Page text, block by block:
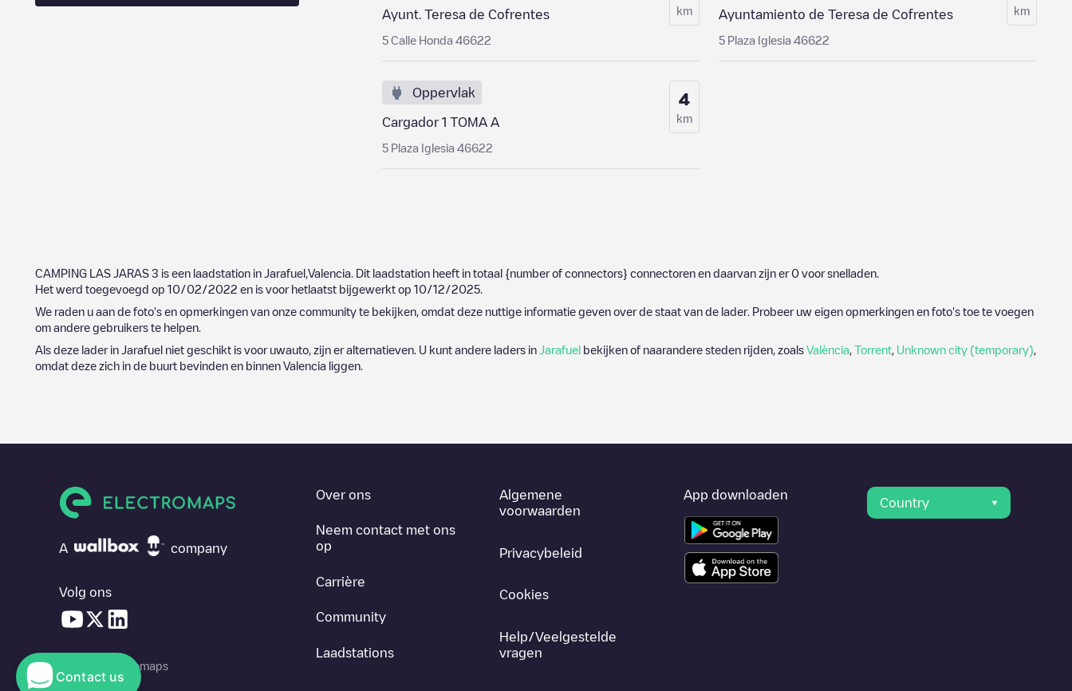
Ayunt. Teresa de Cofrentes
5 Calle Honda 46622
km Ayuntamiento de Teresa de Cofrentes
5 Plaza Iglesia 46622
km
Oppervlak
Cargador 1 TOMA A
5 Plaza Iglesia 46622
4
km
CAMPING LAS JARAS 3 is een laadstation in Jarafuel Valencia . Dit laadstation heeft in totaal {number of connectors} connectoren en daarvan zijn er 0 voor snelladen.
Het werd toegevoegd op 10/02/2022 en is voor hetlaatst bijgewerkt op 10/12/2025
We raden u aan de foto's en opmerkingen van onze community te bekijken, omdat deze nuttige informatie geven over de staat van de lader. Probeer uw eigen opmerkingen en foto's toe te voegen
om andere gebruikers te helpen.
Als deze lader in Jarafuel niet geschikt is voor uwauto, zijn er alternatieven. U kunt andere laders in Jarafuel bekijken of naarandere steden rijden, zoals València Torrent Unknown city (temporary)
omdat deze zich in de buurt bevinden en binnen Valencia liggen.
A company
Volg ons
© 2026 Electromaps
Over ons
Neem contact met ons
op
Carrière
Community
Laadstations
Algemene
voorwaarden
Privacybeleid
Cookies
Help/Veelgestelde
vragen
App downloaden
Country
Contact us